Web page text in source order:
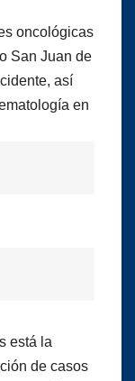
oncológicas
San Juan de
así
en
está la
de casos